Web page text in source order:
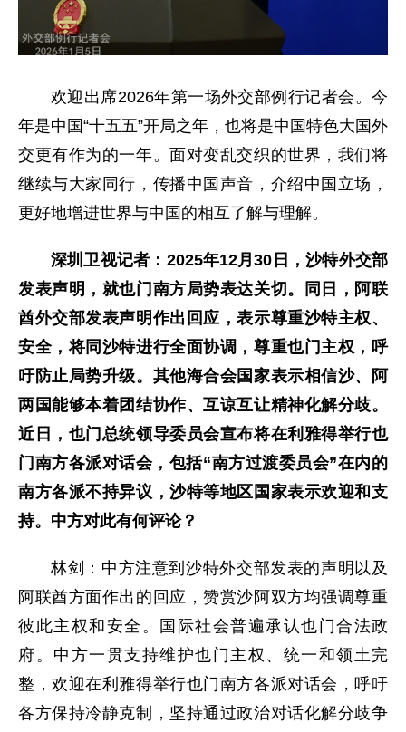
欢迎出席2026年第一场外交部例行记者会。今
年是中国“十五五”开局之年，也将是中国特色大国外
交更有作为的一年。面对变乱交织的世界，我们将
继续与大家同行，传播中国声音，介绍中国立场，
更好地增进世界与中国的相互了解与理解。
深圳卫视记者：2025年12月30日，沙特外交部
发表声明，就也门南方局势表达关切。同日，阿联
酋外交部发表声明作出回应，表示尊重沙特主权、
安全，将同沙特进行全面协调，尊重也门主权，呼
吁防止局势升级。其他海合会国家表示相信沙、阿
两国能够本着团结协作、互谅互让精神化解分歧。
近日，也门总统领导委员会宣布将在利雅得举行也
门南方各派对话会，包括“南方过渡委员会”在内的
南方各派不持异议，沙特等地区国家表示欢迎和支
持。中方对此有何评论？
林剑：中方注意到沙特外交部发表的声明以及
阿联酋方面作出的回应，赞赏沙阿双方均强调尊重
彼此主权和安全。国际社会普遍承认也门合法政
府。中方一贯支持维护也门主权、统一和领土完
整，欢迎在利雅得举行也门南方各派对话会，呼吁
各方保持冷静克制，坚持通过政治对话化解分歧争